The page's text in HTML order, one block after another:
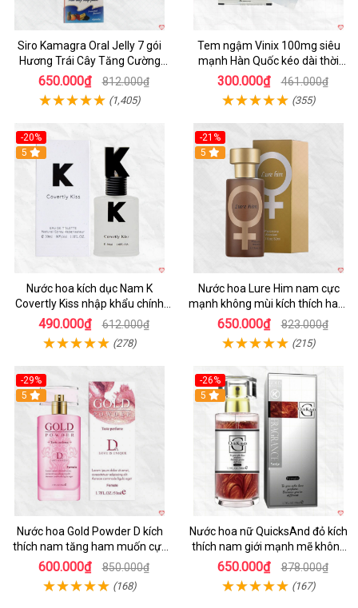
Siro Kamagra Oral Jelly 7 gói
Hương Trái Cây Tăng Cường
Sinh Lý Nam
650.000₫ 812.000₫
(1,405)
Tem ngậm Vinix 100mg siêu
mạnh Hàn Quốc kéo dài thời
gian quan hệ
300.000₫ 461.000₫
(355)
-20%
5
Nước hoa kích dục Nam K
Covertly Kiss nhập khẩu chính
hãng thơm lâu
490.000₫ 612.000₫
(278)
-21%
5
Nước hoa Lure Him nam cực
mạnh không mùi kích thích ham
muốn
650.000₫ 823.000₫
(215)
-29%
5
Nước hoa Gold Powder D kích
thích nam tăng ham muốn cực
mạnh
600.000₫ 850.000₫
(168)
-26%
5
Nước hoa nữ QuicksAnd đỏ kích
thích nam giới mạnh mẽ không
mùi
650.000₫ 878.000₫
(167)